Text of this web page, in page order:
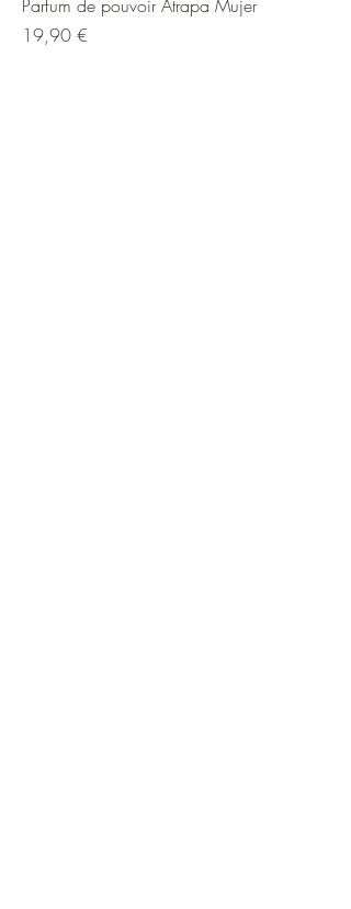
Parfum de pouvoir Atrapa Mujer
Prix
19,90 €